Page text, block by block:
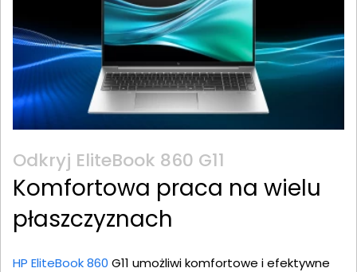
Odkryj EliteBook 860 G11
Komfortowa praca na wielu
płaszczyznach
HP EliteBook 860 G11 umożliwi komfortowe i efektywne